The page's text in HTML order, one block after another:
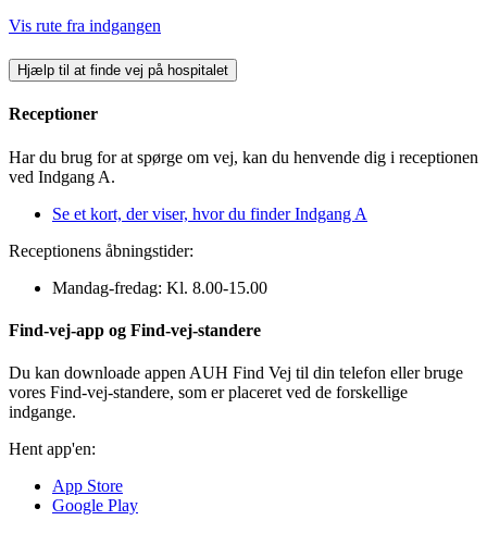
Vis rute fra indgangen
Hjælp til at finde vej på hospitalet
Receptioner
Har du brug for at spørge om vej, kan du henvende dig i receptionen
ved Indgang A.
Se et kort, der viser, hvor du finder Indgang A
Receptionens åbningstider:
Mandag-fredag: Kl. 8.00-15.00
Find-vej-app og Find-vej-standere
Du kan downloade appen AUH Find Vej til din telefon eller bruge
vores Find-vej-standere, som er placeret ved de forskellige
indgange.
Hent app'en:
App Store
Google Play